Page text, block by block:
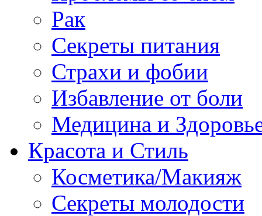
Рак
Секреты питания
Страхи и фобии
Избавление от боли
Медицина и
Красота и Стиль
Косметика/Макияж
Секреты молодости